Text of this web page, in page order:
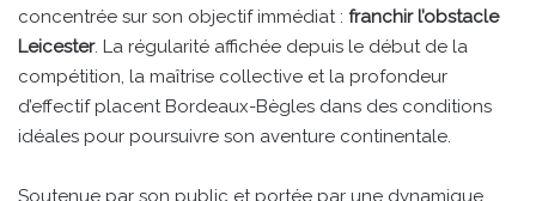
concentrée sur son objectif immédiat : franchir l’obstacle
Leicester. La régularité affichée depuis le début de la
compétition, la maîtrise collective et la profondeur
d’effectif placent Bordeaux-Bègles dans des conditions
idéales pour poursuivre son aventure continentale.
Soutenue par son public et portée par une dynamique